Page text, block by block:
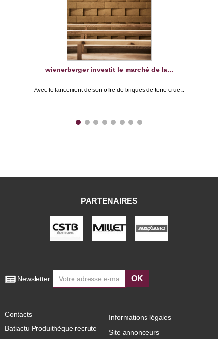
wienerberger investit le marché de la...
Avec le lancement de son offre de briques de terre crue...
PARTENAIRES
Newsletter OK
Contacts
Batiactu Produithèque recrute
Informations légales
Site annonceurs